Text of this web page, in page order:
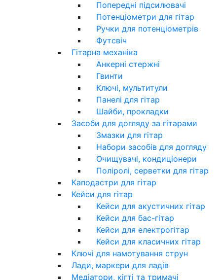
Попередні підсилювачі
Потенціометри для гітар
Ручки для потенціометрів
Футсвіч
Гітарна механіка
Анкерні стержні
Гвинти
Ключі, мультитули
Панелі для гітар
Шайби, прокладки
Засоби для догляду за гітарами
Змазки для гітар
Набори засобів для догляду
Очищувачі, кондиціонери
Поліролі, серветки для гітар
Каподастри для гітар
Кейси для гітар
Кейси для акустичних гітар
Кейси для бас-гітар
Кейси для електрогітар
Кейси для класичних гітар
Ключі для намотування струн
Лади, маркери для ладів
Медіатори, кігті та тримачі